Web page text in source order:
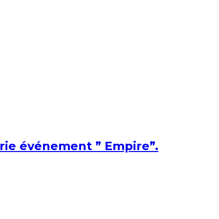
événement ” Empire”.